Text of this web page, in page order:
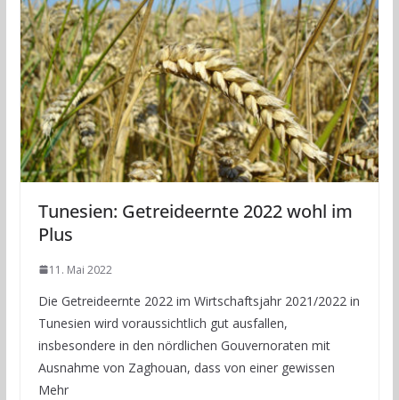
Tunesien: Getreideernte 2022 wohl im
Plus
11. Mai 2022
Die Getreideernte 2022 im Wirtschaftsjahr 2021/2022 in
Tunesien wird voraussichtlich gut ausfallen,
insbesondere in den nördlichen Gouvernoraten mit
Ausnahme von Zaghouan, dass von einer gewissen
Mehr